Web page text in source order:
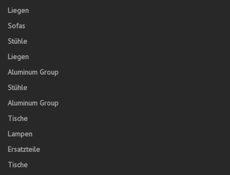
Liegen
Sofas
Stühle
Liegen
Aluminum Group
Stühle
Aluminum Group
Tische
Lampen
Ersatzteile
Tische